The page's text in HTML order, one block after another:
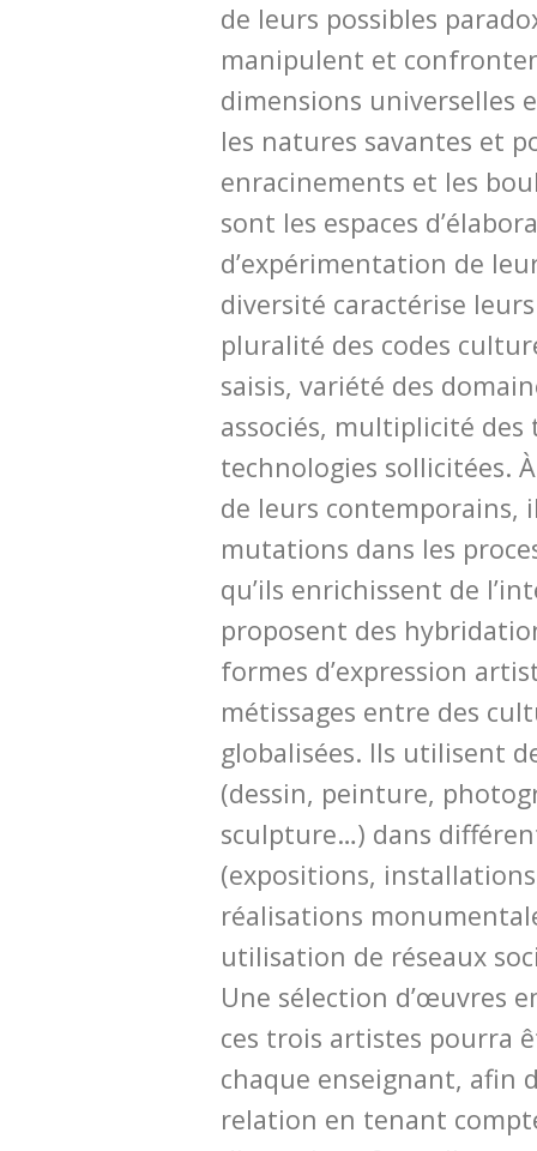
de leurs possibles
manipulent et
dimensions universelles
les natures savantes et
enracinements et les
sont les espaces
d’expérimentation de
diversité caractérise
pluralité des codes
saisis, variété des
associés, multiplicité des
technologies sollicitées.
de leurs contemporains,
mutations dans les
qu’ils enrichissent de
proposent des
formes d’expression
métissages entre des
globalisées. Ils utilisent
(dessin, peinture,
sculpture…) dans
(expositions,
réalisations
utilisation de réseaux
Une sélection d’œuvres
ces trois artistes pourra
chaque enseignant, afin
relation en tenant